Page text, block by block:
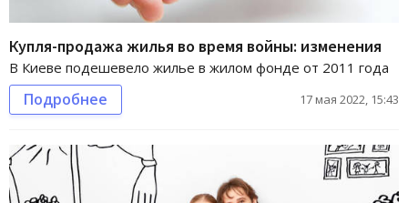
Купля-продажа жилья во время войны: изменения
В Киеве подешевело жилье в жилом фонде от 2011 года
Подробнее 17 мая 2022, 15:43